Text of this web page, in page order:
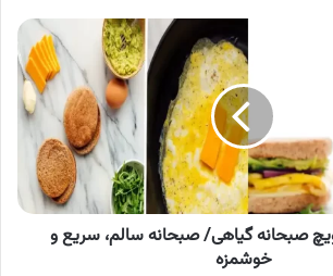
صبحانه گیاهی/ صبحانه سالم، سریع و
خوشمزه